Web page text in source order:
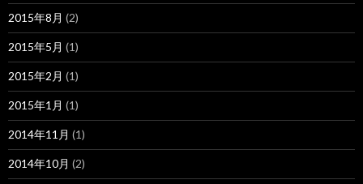
2015年8月 (2)
2015年5月 (1)
2015年2月 (1)
2015年1月 (1)
2014年11月 (1)
2014年10月 (2)